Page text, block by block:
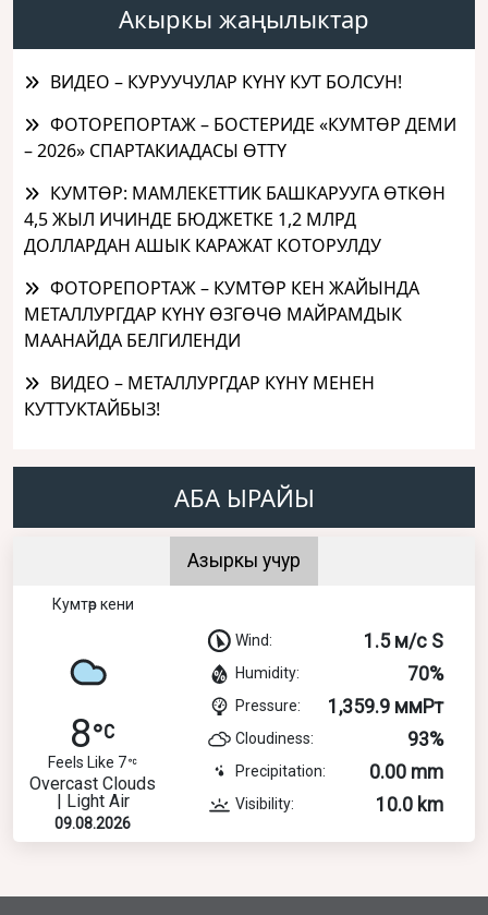
Акыркы жаңылыктар
ВИДЕО – КУРУУЧУЛАР КҮНҮ КУТ БОЛСУН!
ФОТОРЕПОРТАЖ – БОСТЕРИДЕ «КУМТӨР ДЕМИ
– 2026» СПАРТАКИАДАСЫ ӨТТҮ
КУМТӨР: МАМЛЕКЕТТИК БАШКАРУУГА ӨТКӨН
4,5 ЖЫЛ ИЧИНДЕ БЮДЖЕТКЕ 1,2 МЛРД
ДОЛЛАРДАН АШЫК КАРАЖАТ КОТОРУЛДУ
ФОТОРЕПОРТАЖ – КУМТӨР КЕН ЖАЙЫНДА
МЕТАЛЛУРГДАР КҮНҮ ӨЗГӨЧӨ МАЙРАМДЫК
МААНАЙДА БЕЛГИЛЕНДИ
ВИДЕО – МЕТАЛЛУРГДАР КҮНҮ МЕНЕН
КУТТУКТАЙБЫЗ!
АБА ЫРАЙЫ
Азыркы учур
Кумтөр кени
8
Feels Like 7
Overcast Clouds
| Light Air
09.08.2026
Wind: 1.5 м/с S
Humidity: 70%
Pressure: 1,359.9 ммРт
Cloudiness: 93%
Precipitation: 0.00 mm
Visibility: 10.0 km